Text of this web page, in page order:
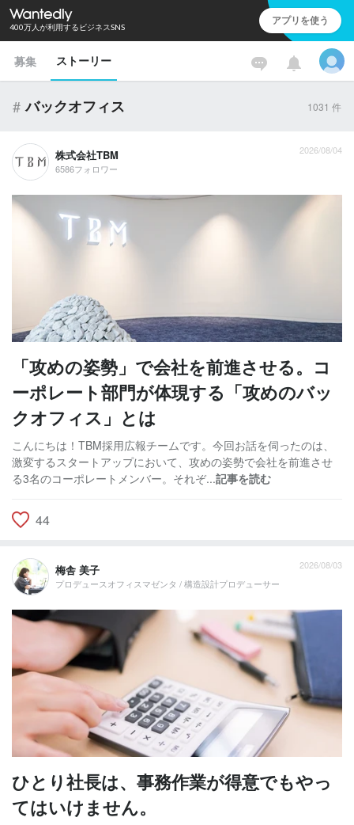
400万人が利用するビジネスSNS アプリを使う
募集 ストーリー
# バックオフィス 1031 件
株式会社TBM
6586フォロワー
2026/08/04
「攻めの姿勢」で会社を前進させる。コ
ーポレート部門が体現する「攻めのバッ
クオフィス」とは
こんにちは！TBM採用広報チームです。今回お話を伺ったのは、
激変するスタートアップにおいて、攻めの姿勢で会社を前進させ
る3名のコーポレートメンバー。それぞ...記事を読む
44
梅舎 美子
プロデュースオフィスマゼンタ / 構造設計プロデューサー
2026/08/03
ひとり社長は、事務作業が得意でもやっ
てはいけません。